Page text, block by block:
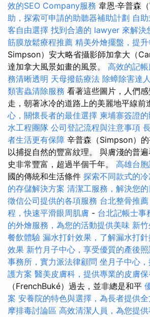
效的SEO Company服務 韋恩·辛普森
助，探索可申請的助聽器補助計劃 自
客自由選擇 找到合適的 lawyer 來解決
筋膜放鬆療程推薦 精美外燴擺盤，提
Simpson）安大略省攝影師加拿大（
達加拿大風景如畫的風景。 高效的記
務清晰透明 天母撥筋療法 除蟑除害達
類害蟲清除服務 看著這些圖片，人們
走，朝著冰冷的道路上的美麗地平線前
心，關懷長者的最佳選擇 柬埔寨簽證
水工程團隊 公司登記流程與注意事項
者生活更有保障 辛普森（Simpson）
以捕捉自然的豐富紋理。 與膚淺的普
史非常豐富，超過半個千年。 高雄台
國的傳統和生活條件 探索不同款式的
的存儲解決方案 清潔工服務，解決您
徵信公司提供的各項服務 台北整骨推薦
程，快速平滑眼周肌膚 - 台北記帳士事
的外燴服務，為您的活動提供美味 新
餐飲體驗 漏水打針效果，了解漏水打
效果 新竹月子中心，享受優質的產後
事務所，實力派法律顧問 坐月子中心
護方案 醫美皮膚科，提供專業的皮膚
（FrenchBuké）過去，並非總是和平
案 安養院的特色與選擇，為長者提供
摩排毒討論區 高效清潔人員，為您提